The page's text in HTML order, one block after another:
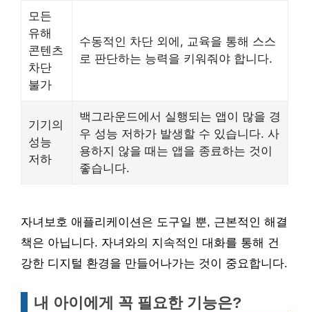
모든
유해
콘텐츠
차단
불가
수동적인 차단 외에, 교육을 통해 스스
로 판단하는 능력을 키워줘야 합니다.
기기의
성능
저하
백그라운드에서 실행되는 앱이 많을 경
우 성능 저하가 발생할 수 있습니다. 사
용하지 않을 때는 앱을 종료하는 것이
좋습니다.
자녀보호 애플리케이션은 도구일 뿐, 근본적인 해결
책은 아닙니다. 자녀와의 지속적인 대화를 통해 건
강한 디지털 환경을 만들어나가는 것이 중요합니다.
내 아이에게 꼭 필요한 기능은?